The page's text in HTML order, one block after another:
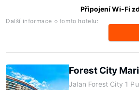
Připojení Wi-Fi
Další informace o tomto hotelu:
Forest City
Jalan Forest City 1